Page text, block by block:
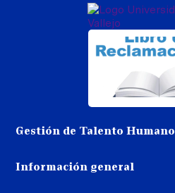
Gestión de Talento Humano
Trabaja con nosotros
Información general